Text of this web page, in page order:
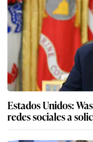
Estados Unidos:
redes sociales a